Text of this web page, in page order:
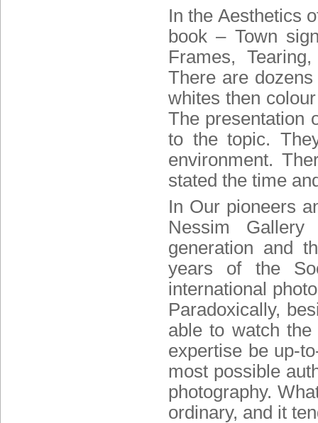
In the Aesthetics
book – Town
Frames,
There are
whites then
The presentation
to the topic.
environment.
stated the time
In Our pioneers
Nessim Gallery
generation and
years of the
international
Paradoxically,
able to watch the
expertise be up-
most possible
photography.
ordinary, and it